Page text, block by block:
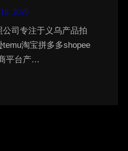
2025
公司专注于义乌产品拍
淘宝拼多多shopee
平台产…